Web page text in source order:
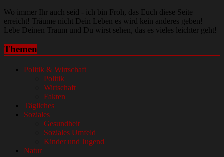
Wo immer Ihr auch seid - ich bin Froh, das Euch diese Seite
erreicht! Träume nicht Dein Leben es wird kein anderes geben!
Lebe Deinen Traum und Du wirst sehen, das es vieles leichter geht!
Themen
Politik & Wirtschaft
Politik
Wirtschaft
Fakten
Tägliches
Soziales
Gesundheit
Soziales Umfeld
Kinder und Jugend
Natur